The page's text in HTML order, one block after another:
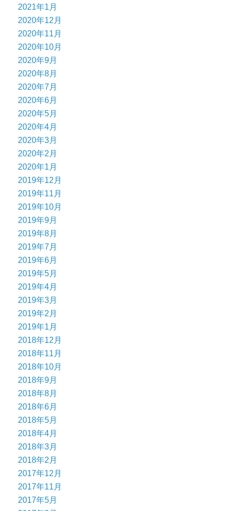
2021年1月
2020年12月
2020年11月
2020年10月
2020年9月
2020年8月
2020年7月
2020年6月
2020年5月
2020年4月
2020年3月
2020年2月
2020年1月
2019年12月
2019年11月
2019年10月
2019年9月
2019年8月
2019年7月
2019年6月
2019年5月
2019年4月
2019年3月
2019年2月
2019年1月
2018年12月
2018年11月
2018年10月
2018年9月
2018年8月
2018年6月
2018年5月
2018年4月
2018年3月
2018年2月
2017年12月
2017年11月
2017年5月